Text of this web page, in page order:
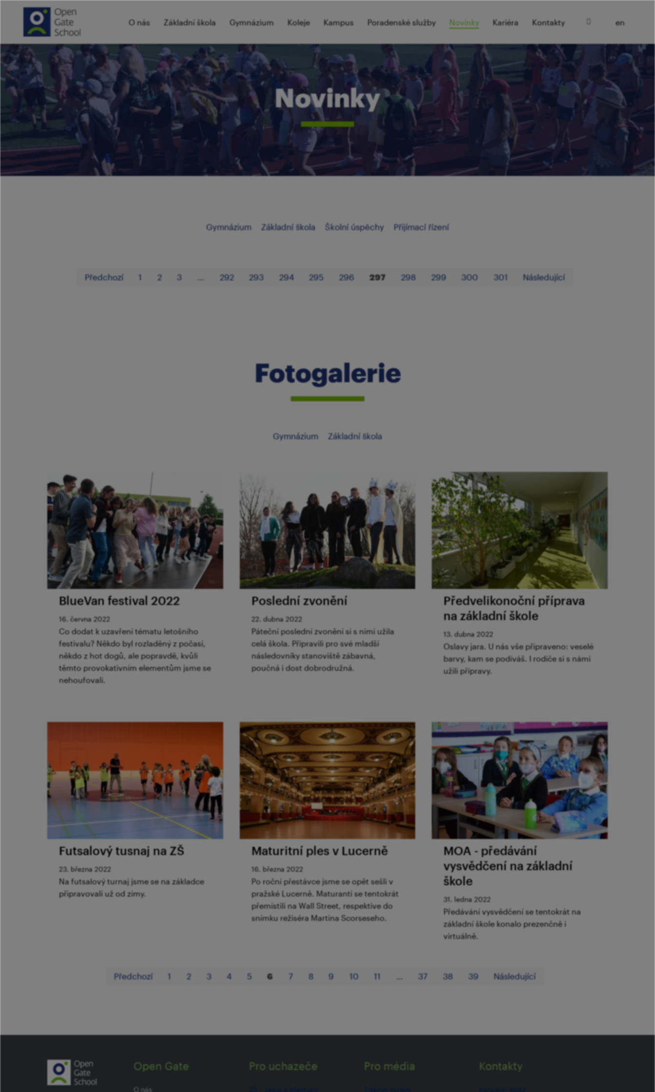
O nás Základní škola Gymnázium Koleje Kampus Poradenské služby Novinky Kariéra Kontakty cz
en
Novinky
Gymnázium Základní škola Školní úspěchy Přijímací řízení
Předchozí 1 2 3 … 292 293 294 295 296 297 298 299 300 301 Následující
Fotogalerie
Gymnázium Základní škola
BlueVan festival 2022
16. června 2022
Co dodat k uzavření tématu letošního
festivalu? Někdo byl rozladěný z počasí,
někdo z hot dogů, ale popravdě, kvůli
těmto provokativním elementům jsme se
nehoufovali.
Poslední zvonění
22. dubna 2022
Páteční poslední zvonění si s nimi užila
celá škola. Připravili pro své mladší
následovníky stanoviště zábavná,
poučná i dost dobrodružná.
Předvelikonoční příprava
na základní škole
13. dubna 2022
Oslavy jara. U nás vše připraveno: veselé
barvy, kam se podíváš. I rodiče si s námi
užili přípravy.
Futsalový tusnaj na ZŠ
23. března 2022
Na futsalový turnaj jsme se na základce
připravovali už od zimy.
Maturitní ples v Lucerně
16. března 2022
Po roční přestávce jsme se opět sešli v
pražské Lucerně. Maturanti se tentokrát
přemístili na Wall Street, respektive do
snímku režiséra Martina Scorseseho.
MOA - předávání
vysvědčení na základní
škole
31. ledna 2022
Předávání vysvědčení se tentokrát na
základní škole konalo prezenčně i
virtuálně.
Předchozí 1 2 3 4 5 6 7 8 9 10 11 … 37 38 39 Následující
Open Gate
O nás
Pro uchazeče Pro média Kontakty